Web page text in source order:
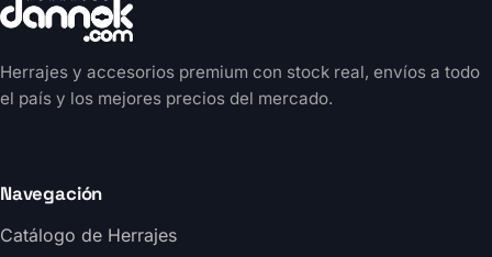
Herrajes y accesorios premium con stock real, envíos a todo
el país y los mejores precios del mercado.
Navegación
Catálogo de Herrajes